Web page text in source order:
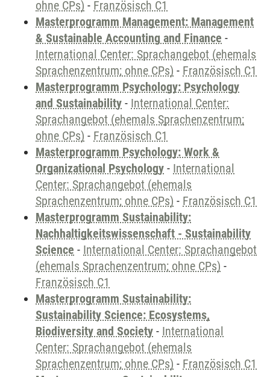
ohne CPs) - Französisch C1
Masterprogramm Management: Management
& Sustainable Accounting and Finance -
International Center: Sprachangebot (ehemals
Sprachenzentrum; ohne CPs) - Französisch C1
Masterprogramm Psychology: Psychology
and Sustainability - International Center:
Sprachangebot (ehemals Sprachenzentrum;
ohne CPs) - Französisch C1
Masterprogramm Psychology: Work &
Organizational Psychology - International
Center: Sprachangebot (ehemals
Sprachenzentrum; ohne CPs) - Französisch C1
Masterprogramm Sustainability:
Nachhaltigkeitswissenschaft - Sustainability
Science - International Center: Sprachangebot
(ehemals Sprachenzentrum; ohne CPs) -
Französisch C1
Masterprogramm Sustainability:
Sustainability Science: Ecosystems,
Biodiversity and Society - International
Center: Sprachangebot (ehemals
Sprachenzentrum; ohne CPs) - Französisch C1